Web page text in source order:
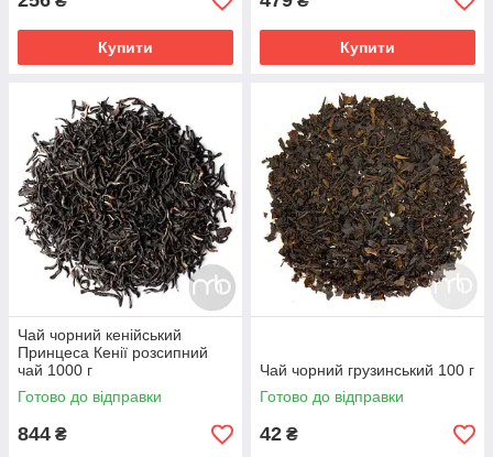
Купити Купити
Чай чорний кенійський
Принцеса Кенії розсипний
чай 1000 г
Готово до відправки
844 ₴
Чай чорний грузинський 100 г
Готово до відправки
42 ₴